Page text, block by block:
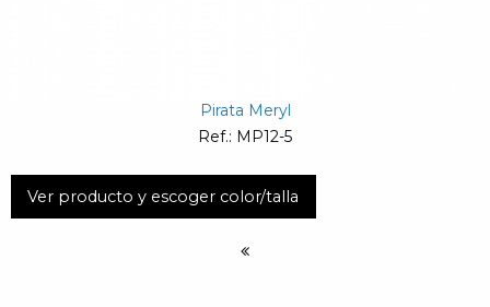
Pirata Meryl
Ref.: MP12-5
Ver producto y escoger color/talla